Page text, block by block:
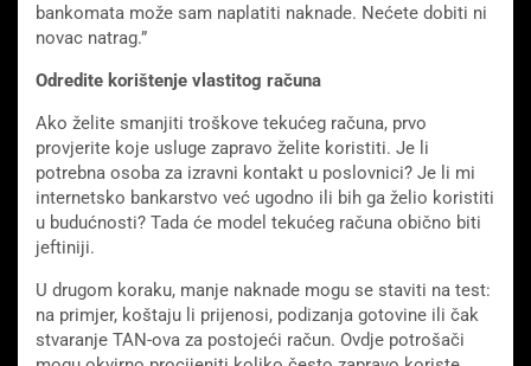
bankomata može sam naplatiti naknade. Nećete dobiti ni
novac natrag.”
Odredite korištenje vlastitog računa
Ako želite smanjiti troškove tekućeg računa, prvo
provjerite koje usluge zapravo želite koristiti. Je li
potrebna osoba za izravni kontakt u poslovnici? Je li mi
internetsko bankarstvo već ugodno ili bih ga želio koristiti
u budućnosti? Tada će model tekućeg računa obično biti
jeftiniji.
U drugom koraku, manje naknade mogu se staviti na test:
na primjer, koštaju li prijenosi, podizanja gotovine ili čak
stvaranje TAN-ova za postojeći račun. Ovdje potrošači